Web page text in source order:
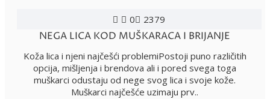
0 2379
NEGA LICA KOD MUŠKARACA I BRIJANJE
Koža lica i njeni najčešći problemiPostoji puno različitih
opcija, mišljenja i brendova ali i pored svega toga
muškarci odustaju od nege svog lica i svoje kože.
Muškarci najčešće uzimaju prv..